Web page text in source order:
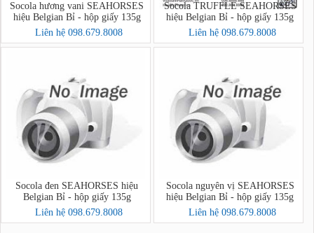
Socola hương vani SEAHORSES
hiệu Belgian Bỉ - hộp giấy 135g
Liên hệ 098.679.8008
Socola TRUFFLE SEAHORSES
hiệu Belgian Bỉ - hộp giấy 135g
Liên hệ 098.679.8008
Socola đen SEAHORSES hiệu
Belgian Bỉ - hộp giấy 135g
Liên hệ 098.679.8008
Socola nguyên vị SEAHORSES
hiệu Belgian Bỉ - hộp giấy 135g
Liên hệ 098.679.8008